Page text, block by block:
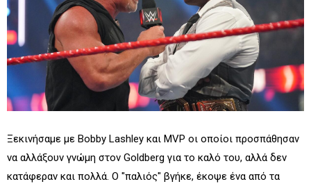
Ξεκινήσαμε με Bobby Lashley και MVP οι οποίοι προσπάθησαν
να αλλάξουν γνώμη στον Goldberg για το καλό του, αλλά δεν
κατάφεραν και πολλά. Ο "παλιός" βγήκε, έκοψε ένα από τα